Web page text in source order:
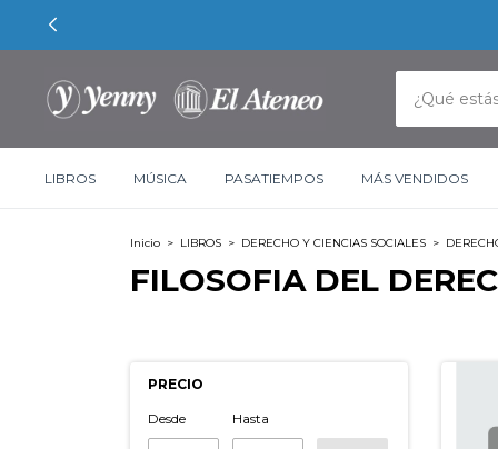
LIBROS MÚSICA PASATIEMPOS MÁS VENDIDOS
Inicio > LIBROS > DERECHO Y CIENCIAS SOCIALES >
FILOSOFIA DEL
PRECIO
Desde Hasta